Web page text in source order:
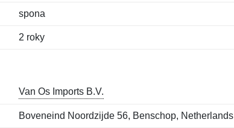
spona
2 roky
Van Os Imports B.V.
Boveneind Noordzijde 56, Benschop, Netherlands